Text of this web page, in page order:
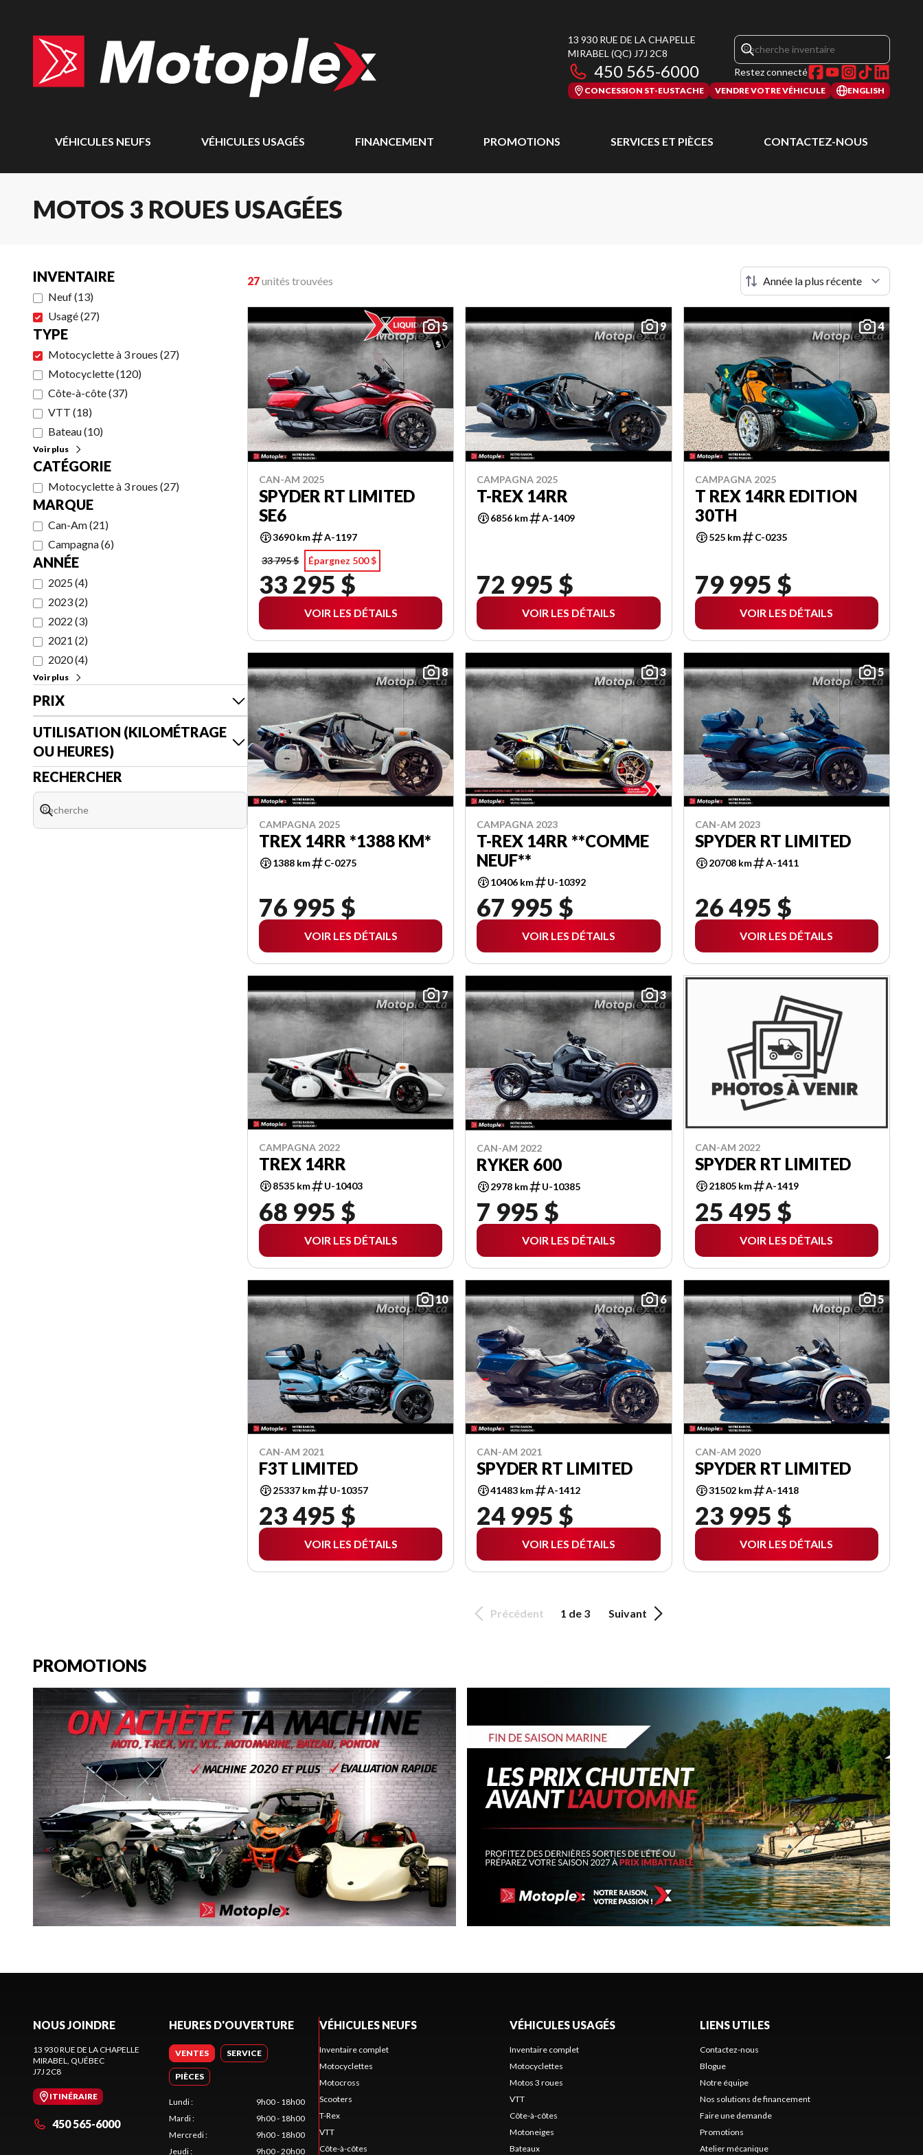
13 930 RUE DE LA CHAPELLE
MIRABEL (QC) J7J 2C8
450 565-6000 Restez connecté
CONCESSION ST-EUSTACHE VENDRE VOTRE VÉHICULE ENGLISH
VÉHICULES NEUFS VÉHICULES USAGÉS FINANCEMENT PROMOTIONS SERVICES ET PIÈCES CONTACTEZ-NOUS
MOTOS 3 ROUES USAGÉES
INVENTAIRE
Neuf(13)
Usagé(27)
TYPE
Motocyclette à 3 roues (27)
Motocyclette(120)
Côte-à-côte(37)
VTT (18)
Bateau(10)
Voir plus
CATÉGORIE
Motocyclette à 3 roues (27)
MARQUE
Can-Am(21)
Campagna(6)
ANNÉE
2025(4)
2023(2)
2022 (3)
2021 (2)
2020(4)
Voir plus
PRIX
UTILISATION (KILOMÉTRAGE
OU HEURES)
RECHERCHER
27unités trouvées
5
CAN-AM 2025
SPYDER RT LIMITED
SE6
3690 km
A-1197
33 795 $
Épargnez 500 $
33 295 $
VOIR LES DÉTAILS
9
CAMPAGNA 2025
T-REX 14RR
6856 km A-1409
72 995 $
VOIR LES DÉTAILS
4
CAMPAGNA 2025
T REX 14RR EDITION
30TH
525 km C-0235
79 995 $
VOIR LES DÉTAILS
8
CAMPAGNA 2025
TREX 14RR *1388 KM*
1388 km C-0275
76 995 $
VOIR LES DÉTAILS
3
CAMPAGNA 2023
T-REX 14RR **COMME
NEUF**
10406 km U-10392
67 995 $
VOIR LES DÉTAILS
5
CAN-AM 2023
SPYDER RT LIMITED
20708 km A-1411
26 495 $
VOIR LES DÉTAILS
7
CAMPAGNA 2022
TREX 14RR
8535 km U-10403
68 995 $
VOIR LES DÉTAILS
3
CAN-AM 2022
RYKER 600
2978 km U-10385
7 995 $
VOIR LES DÉTAILS
CAN-AM 2022
SPYDER RT LIMITED
21805 km A-1419
25 495 $
VOIR LES DÉTAILS
10
CAN-AM 2021
F3T LIMITED
25337 km U-10357
23 495 $
VOIR LES DÉTAILS
6
CAN-AM 2021
SPYDER RT LIMITED
41483 km A-1412
24 995 $
VOIR LES DÉTAILS
5
CAN-AM 2020
SPYDER RT LIMITED
31502 km A-1418
23 995 $
VOIR LES DÉTAILS
Précédent 1 de 3 Suivant
PROMOTIONS
NOUS JOINDRE
13 930 RUE DE LA CHAPELLE
MIRABEL
, QUÉBEC
J7J 2C8
ITINÉRAIRE
450 565-6000
HEURES D'OUVERTURE
VENTES SERVICE
PIÈCES
Lundi:
9h00 - 18h00
Mardi:
9h00 - 18h00
Mercredi:
9h00 - 18h00
Jeudi: 9h00 - 20h00
VÉHICULES NEUFS
Inventaire complet
Motocyclettes
Motocross
Scooters
T-Rex
VTT
Côte-à-côtes
VÉHICULES USAGÉS
Inventaire complet
Motocyclettes
Motos 3 roues
VTT
Côte-à-côtes
Motoneiges
Bateaux
LIENS UTILES
Contactez-nous
Blogue
Notre équipe
Nos solutions de financement
Faire une demande
Promotions
Atelier mécanique